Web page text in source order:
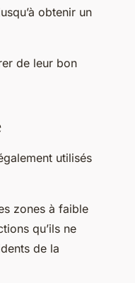
obtenir un
de leur bon
utilisés
zones à faible
qu’ils ne
de la